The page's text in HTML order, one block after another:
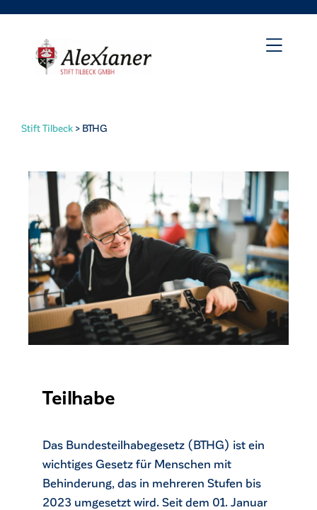
Stift Tilbeck > BTHG
Teilhabe
Das Bundesteilhabegesetz (BTHG) ist ein
wichtiges Gesetz für Menschen mit
Behinderung, das in mehreren Stufen bis
2023 umgesetzt wird. Seit dem 01. Januar